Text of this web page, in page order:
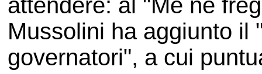
attendere: al "Me ne
Mussolini ha aggiunto il
governatori", a cui